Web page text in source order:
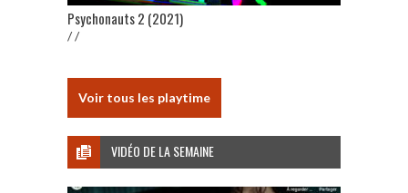
Psychonauts 2 (2021)
/ /
Voir tous les playtime
VIDÉO DE LA SEMAINE